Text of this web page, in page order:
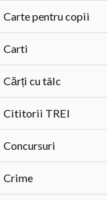
Carte pentru copii
Carti
Cărți cu tâlc
Cititorii TREI
Concursuri
Crime